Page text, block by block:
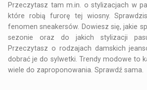
Przeczytasz tam m.in. o stylizacjach w
które robią furorę tej wiosny.
fenomen sneakersów. Dowiesz się, jakie
sezonie oraz do jakich stylizacji
Przeczytasz o rodzajach damskich
dobrać je do sylwetki. Trendy modowe to
wiele do zaproponowania. Sprawdź sama.